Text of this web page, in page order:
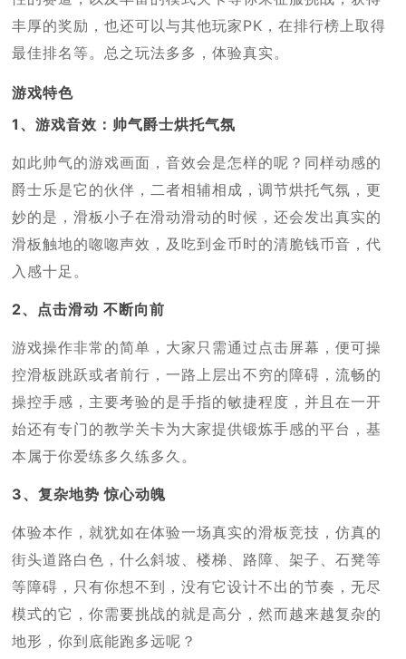
丰厚的奖励，也还可以与其他玩家PK，在排行榜上取得
最佳排名等。总之玩法多多，体验真实。
游戏特色
1、游戏音效：帅气爵士烘托气氛
如此帅气的游戏画面，音效会是怎样的呢？同样动感的
爵士乐是它的伙伴，二者相辅相成，调节烘托气氛，更
妙的是，滑板小子在滑动滑动的时候，还会发出真实的
滑板触地的唿唿声效，及吃到金币时的清脆钱币音，代
入感十足。
2、点击滑动 不断向前
游戏操作非常的简单，大家只需通过点击屏幕，便可操
控滑板跳跃或者前行，一路上层出不穷的障碍，流畅的
操控手感，主要考验的是手指的敏捷程度，并且在一开
始还有专门的教学关卡为大家提供锻炼手感的平台，基
本属于你爱练多久练多久。
3、复杂地势 惊心动魄
体验本作，就犹如在体验一场真实的滑板竞技，仿真的
街头道路白色，什么斜坡、楼梯、路障、架子、石凳等
等障碍，只有你想不到，没有它设计不出的节奏，无尽
模式的它，你需要挑战的就是高分，然而越来越复杂的
地形，你到底能跑多远呢？